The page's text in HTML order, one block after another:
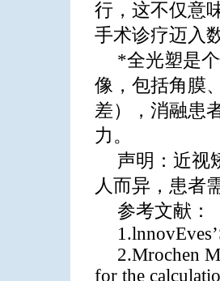
行，这不仅意
手术诊疗迈入
*全光塑是
像，包括角膜
差），消融患
力。
声明：近视
人而异，患者
参考文献：
2.Mrochen
for the